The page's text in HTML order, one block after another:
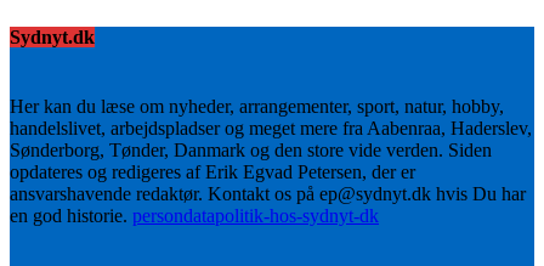
Sydnyt.dk
Her kan du læse om nyheder, arrangementer, sport, natur, hobby,
handelslivet, arbejdspladser og meget mere fra Aabenraa, Haderslev,
Sønderborg, Tønder, Danmark og den store vide verden. Siden
opdateres og redigeres af Erik Egvad Petersen, der er
ansvarshavende redaktør. Kontakt os på ep@sydnyt.dk hvis Du har
en god historie. persondatapolitik-hos-sydnyt-dk